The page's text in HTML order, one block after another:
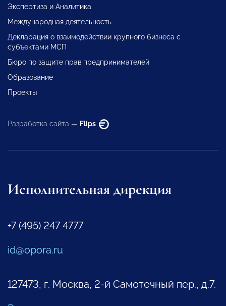
Экспертиза и Аналитика
Международная деятельность
Декларация о взаимодействии крупного бизнеса с
субъектами МСП
Бюро по защите прав предпринимателей
Образование
Проекты
Разработка сайта — Flips
Исполнительная дирекция
+7 (495) 247 4777
id@opora.ru
127473, г. Москва, 2-й Самотечный пер., д.7.